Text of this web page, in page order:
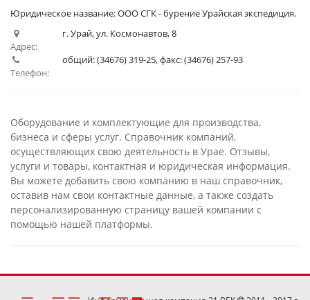
Юридическое название: ООО СГК - бурение Урайская экспедиция.
Адрес:
г. Урай, ул. Космонавтов, 8
Телефон:
общий: (34676) 319-25, факс: (34676) 257-93
Оборудование и комплектующие для производства,
бизнеса и сферы услуг. Справочник компаний,
осуществляющих свою деятельность в Урае. Отзывы,
услуги и товары, контактная и юридическая информация.
Вы можете добавить свою компанию в наш справочник,
оставив нам свои контактные данные, а также создать
персонализированную страницу вашей компании с
помощью нашей платформы.